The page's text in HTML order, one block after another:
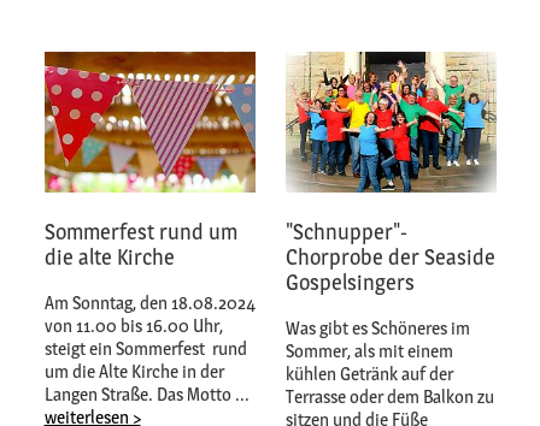
Sommerfest rund um
die alte Kirche
Am Sonntag, den 18.08.2024
von 11.00 bis 16.00 Uhr,
steigt ein Sommerfest rund
um die Alte Kirche in der
Langen Straße. Das Motto ...
weiterlesen >
"Schnupper"-
Chorprobe der Seaside
Gospelsingers
Was gibt es Schöneres im
Sommer, als mit einem
kühlen Getränk auf der
Terrasse oder dem Balkon zu
sitzen und die Füße